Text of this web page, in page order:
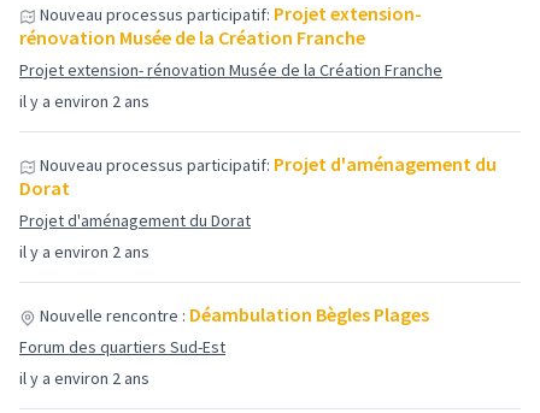
il y a environ 2 ans
Nouveau processus participatif: Projet extension-
rénovation Musée de la Création Franche
Projet extension- rénovation Musée de la Création Franche
il y a environ 2 ans
Nouveau processus participatif: Projet d'aménagement du
Dorat
Projet d'aménagement du Dorat
il y a environ 2 ans
Nouvelle rencontre : Déambulation Bègles Plages
Forum des quartiers Sud-Est